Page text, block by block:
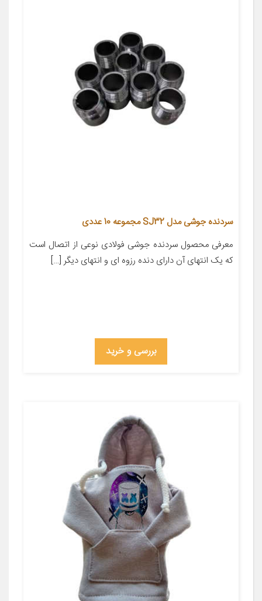
سردنده جوشی مدل SJ32 مجموعه 10 عددی
معرفی محصول سردنده جوشی فولادی نوعی از اتصال است
که یک انتهای آن دارای دنده رزوه ای و انتهای دیگر […]
بررسی و خرید